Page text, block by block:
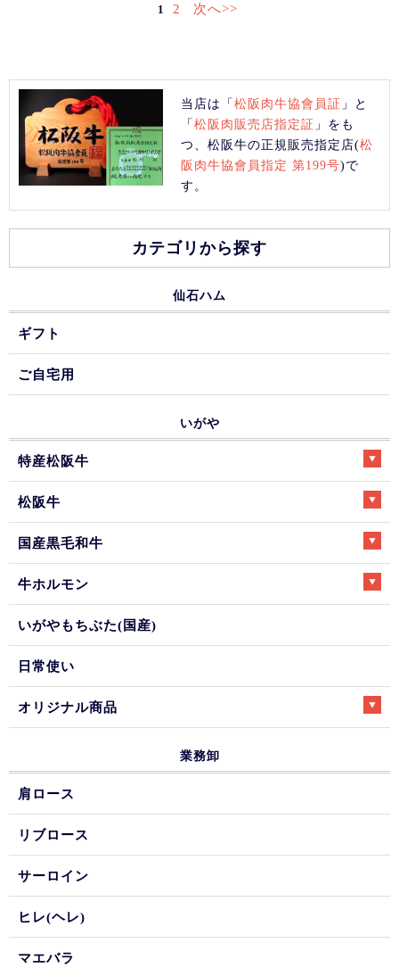
1 2 次へ>>
当店は「松阪肉牛協會員証 」と
「松阪肉販売店指定証 」をも
つ、松阪牛の正規販売指定店(松
阪肉牛協會員指定 第199号)で
す。
カテゴリから探す
仙石ハム
ギフト
ご自宅用
いがや
特産松阪牛
松阪牛
国産黒毛和牛
牛ホルモン
いがやもちぶた(国産)
日常使い
オリジナル商品
業務卸
肩ロース
リブロース
サーロイン
ヒレ(ヘレ)
マエバラ